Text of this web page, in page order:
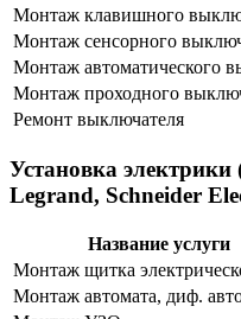
Монтаж клавишного
Монтаж сенсорного
Монтаж автоматического
Монтаж проходного
Ремонт выключателя
Установка
Legrand, Schneider
Название услуги
Монтаж щитка
Монтаж автомата, диф.